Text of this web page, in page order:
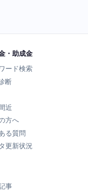
・助成金
ード検索
断
近
方へ
る質問
更新状況
事